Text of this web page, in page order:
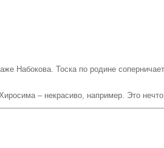
Тоска по родине
– некрасиво, например. Это нечто